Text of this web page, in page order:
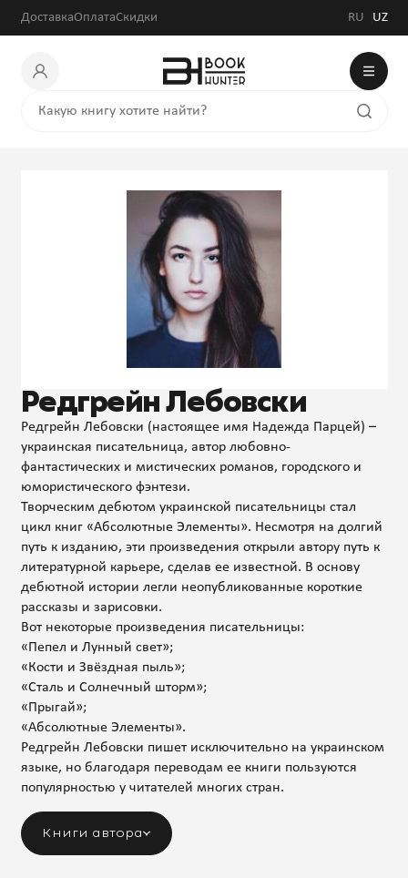
ДоставкаОплатаСкидки RU UZ
Редгрейн Лебовски
Редгрейн Лебовски (настоящее имя Надежда Парцей) –
украинская писательница, автор любовно-
фантастических и мистических романов, городского и
юмористического фэнтези.
Творческим дебютом украинской писательницы стал
цикл книг «Абсолютные Элементы». Несмотря на долгий
путь к изданию, эти произведения открыли автору путь к
литературной карьере, сделав ее известной. В основу
дебютной истории легли неопубликованные короткие
рассказы и зарисовки.
Вот некоторые произведения писательницы:
«Пепел и Лунный свет»;
«Кости и Звёздная пыль»;
«Сталь и Солнечный шторм»;
«Прыгай»;
«Абсолютные Элементы».
Редгрейн Лебовски пишет исключительно на украинском
языке, но благодаря переводам ее книги пользуются
популярностью у читателей многих стран.
Книги автора